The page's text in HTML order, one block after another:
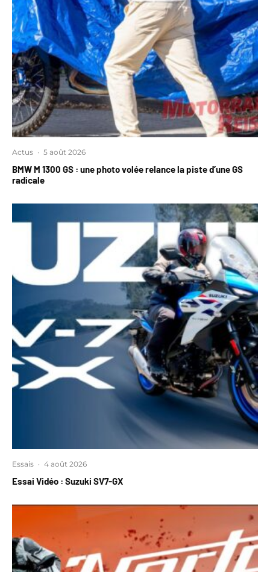
Actus · 5 août 2026
BMW M 1300 GS : une photo volée relance la piste d’une GS
radicale
Essais · 4 août 2026
Essai Vidéo : Suzuki SV7-GX